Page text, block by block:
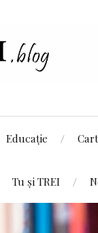
Educație
Tu și TREI